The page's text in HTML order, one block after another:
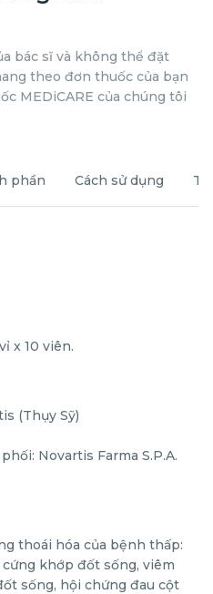
bác sĩ và không thể đặt
theo đơn thuốc của bạn
MEDiCARE của chúng tôi
phần Cách sử dụng
x 10 viên.
(Thụy Sỹ)
Novartis Farma S.P.A.
thoái hóa của bệnh thấp:
khớp đốt sống, viêm
sống, hội chứng đau cột